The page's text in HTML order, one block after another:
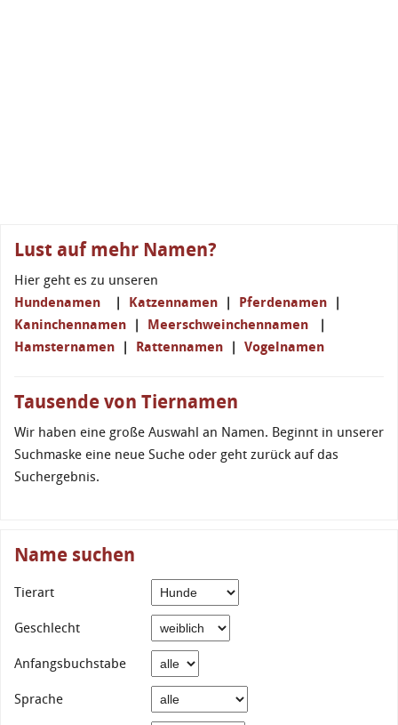
Lust auf mehr Namen?
Hier geht es zu unseren
Hundenamen | Katzennamen | Pferdenamen |
Kaninchennamen | Meerschweinchennamen |
Hamsternamen | Rattennamen | Vogelnamen
Tausende von Tiernamen
Wir haben eine große Auswahl an Namen. Beginnt in unserer
Suchmaske eine neue Suche oder geht zurück auf das
Suchergebnis.
Name suchen
Tierart
Geschlecht
Anfangsbuchstabe
Sprache